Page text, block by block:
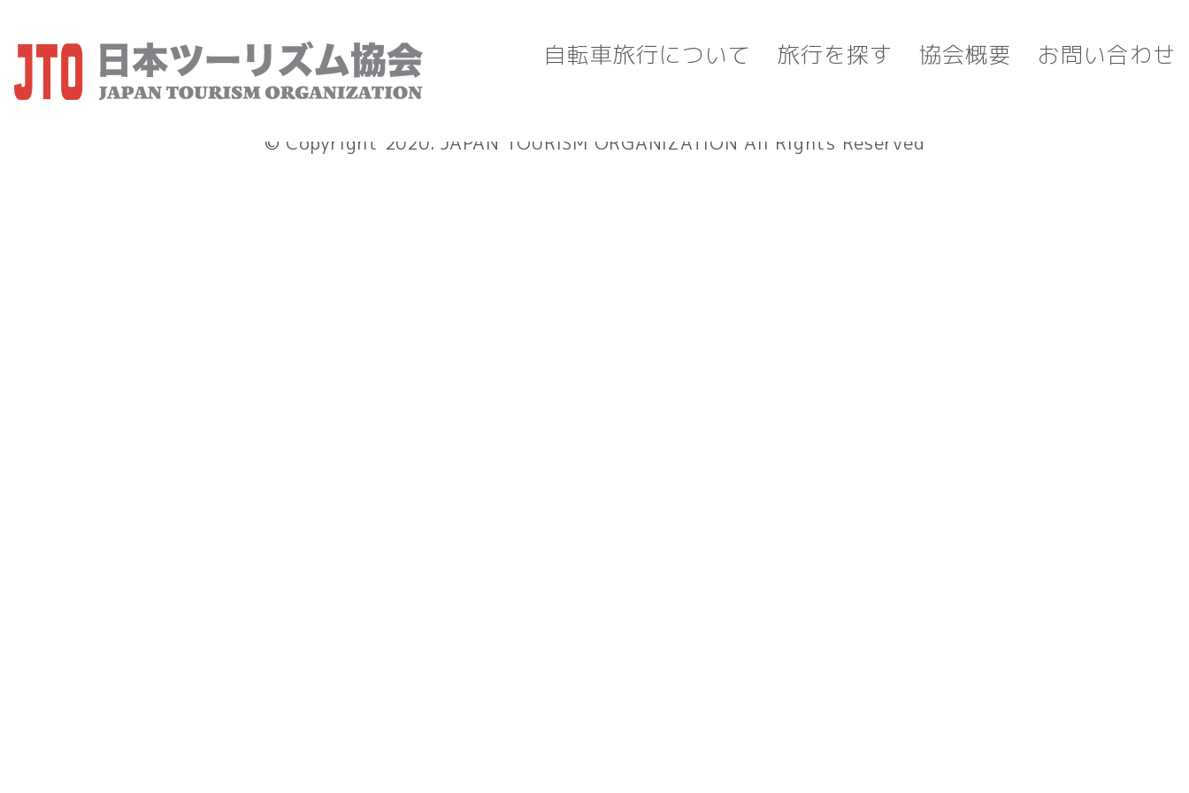
自転車旅行について 旅行を探す 協会概要 お問い合わせ
協会概要 お問い合わせ 規約 旅行条件書（要旨）
© Copyright 2020. JAPAN TOURISM ORGANIZATION All Rights Reserved